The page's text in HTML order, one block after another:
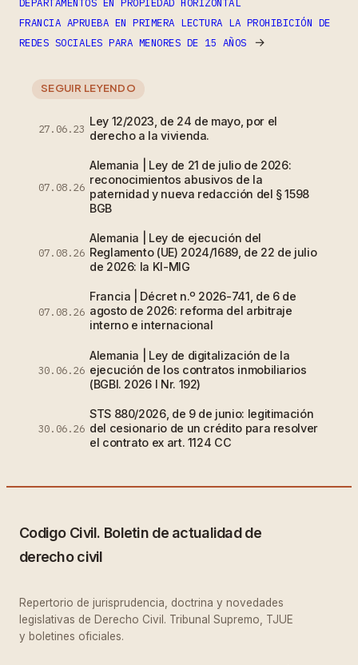
DEPARTAMENTOS EN PROPIEDAD HORIZONTAL
FRANCIA APRUEBA EN PRIMERA LECTURA LA PROHIBICIÓN DE
REDES SOCIALES PARA MENORES DE 15 AÑOS
→
SEGUIR LEYENDO
27.06.23
Ley 12/2023, de 24 de mayo, por el
derecho a la vivienda.
07.08.26
Alemania | Ley de 21 de julio de 2026:
reconocimientos abusivos de la
paternidad y nueva redacción del § 1598
BGB
07.08.26
Alemania | Ley de ejecución del
Reglamento (UE) 2024/1689, de 22 de julio
de 2026: la KI-MIG
07.08.26
Francia | Décret n.º 2026-741, de 6 de
agosto de 2026: reforma del arbitraje
interno e internacional
30.06.26
Alemania | Ley de digitalización de la
ejecución de los contratos inmobiliarios
(BGBl. 2026 I Nr. 192)
30.06.26
STS 880/2026, de 9 de junio: legitimación
del cesionario de un crédito para resolver
el contrato ex art. 1124 CC
Codigo Civil. Boletin de actualidad de
derecho civil
Repertorio de jurisprudencia, doctrina y novedades
legislativas de Derecho Civil. Tribunal Supremo, TJUE
y boletines oficiales.